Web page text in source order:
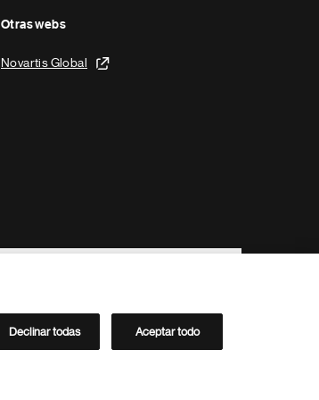
Otras webs
Novartis Global
Directorio de Novartis
Declinar todas Aceptar todo